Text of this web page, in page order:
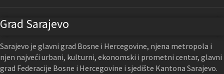
Grad Sarajevo
Sarajevo je glavni grad Bosne i Hercegovine, njena metropola i
njen najveći urbani, kulturni, ekonomski i prometni centar, glavni
grad Federacije Bosne i Hercegovine i sjedište Kantona Sarajevo.